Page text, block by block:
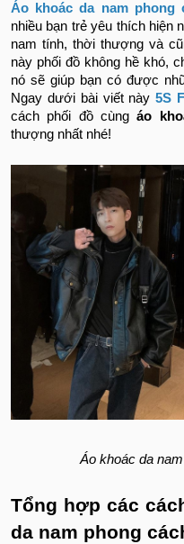
Áo khoác da nam phong
nhiều bạn trẻ yêu thích hiện
nam tính, thời thượng và
này phối đồ không hề khó,
nó sẽ giúp bạn có được
Ngay dưới bài viết này5S
cách phối đồ cùngáo
thượng nhất nhé!
Áo khoác da
Tổng hợp các
da nam phong